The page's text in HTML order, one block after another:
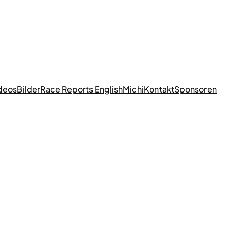
BilderRace Reports EnglishMichiKontaktSponsoren